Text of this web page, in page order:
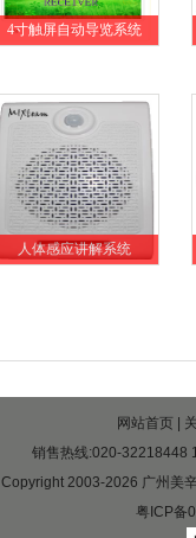
4寸触屏自动导览系统
人体感应讲解系统
网站首页|
销售热线:020-32218448
Copyright 2003-2026 广州美
粤ICP备